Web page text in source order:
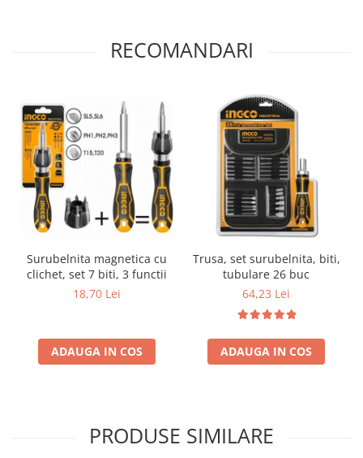
RECOMANDARI
Surubelnita magnetica cu
clichet, set 7 biti, 3 functii
18,70 Lei
ADAUGA IN COS
Trusa, set surubelnita, biti,
tubulare 26 buc
64,23 Lei
ADAUGA IN COS
PRODUSE SIMILARE